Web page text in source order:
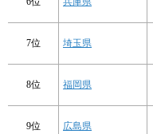
7位 埼玉県
8位 福岡県
9位 広島県